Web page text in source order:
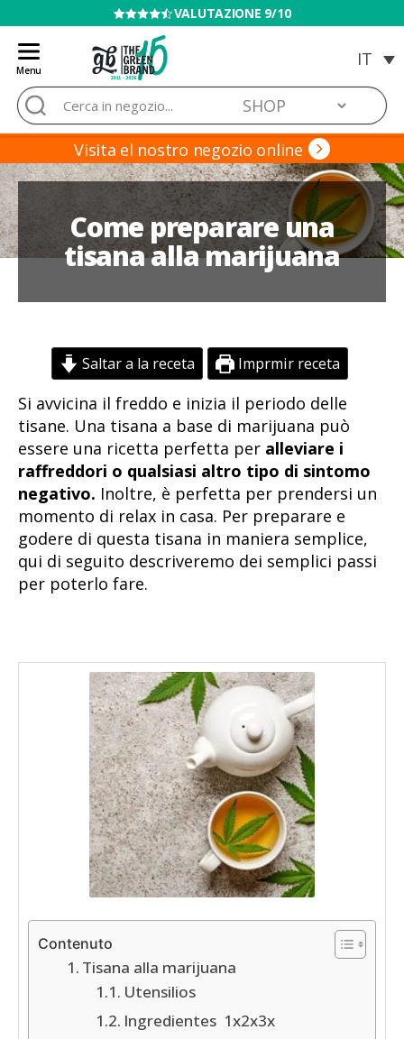
VENDITA VIETATA AI MINORI
Menu
Blog
de
Grow
Barato
Cerca:
Visita el nostro negozio online
Come preparare una
tisana alla marijuana
Saltar a la receta Imprmir receta
Si avvicina il freddo e inizia il periodo delle
tisane. Una tisana a base di marijuana può
essere una ricetta perfetta per alleviare i
raffreddori o qualsiasi altro tipo di sintomo
negativo. Inoltre, è perfetta per prendersi un
momento di relax in casa. Per preparare e
godere di questa tisana in maniera semplice,
qui di seguito descriveremo dei semplici passi
per poterlo fare.
Contenuto
Tisana alla marijuana
Utensilios
Ingredientes 1x2x3x